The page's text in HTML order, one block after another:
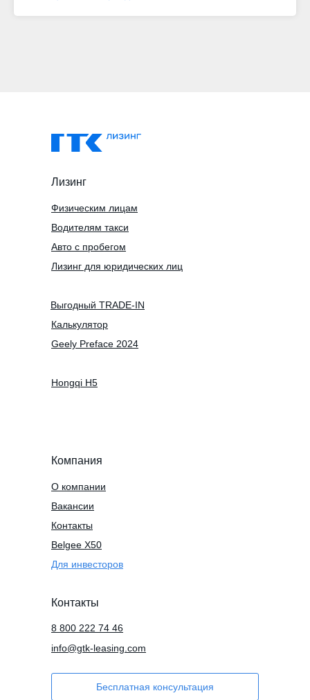
Компания
О компании
Вакансии
Контакты
Для инвесторов
Контакты
info@gtk-leasing.com
Бесплатная консультация
Лизинг
Водителям такси
Физическим лицам
Авто с пробегом
Belgee X50
Лизинг для юридических лиц
Калькулятор
Hongqi H5
8 800 222 74 46
Выгодный TRADE-IN
Geely Preface 2024